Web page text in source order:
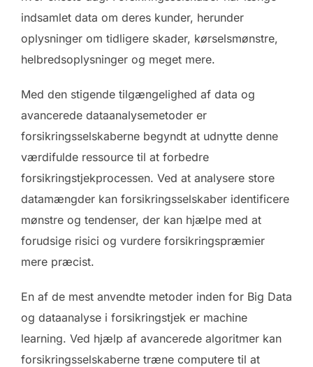
indsamlet data om deres kunder, herunder
oplysninger om tidligere skader, kørselsmønstre,
helbredsoplysninger og meget mere.
Med den stigende tilgængelighed af data og
avancerede dataanalysemetoder er
forsikringsselskaberne begyndt at udnytte denne
værdifulde ressource til at forbedre
forsikringstjekprocessen. Ved at analysere store
datamængder kan forsikringsselskaber identificere
mønstre og tendenser, der kan hjælpe med at
forudsige risici og vurdere forsikringspræmier
mere præcist.
En af de mest anvendte metoder inden for Big Data
og dataanalyse i forsikringstjek er machine
learning. Ved hjælp af avancerede algoritmer kan
forsikringsselskaberne træne computere til at